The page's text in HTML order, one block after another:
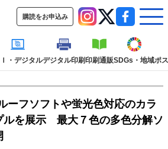
購読をお申込み
・デジタルデジタル印刷印刷通販SDGs・地域ポ
集記事
ション
フソフトや蛍光色対応のカラ
ルを展示 最大７色の多色分解ソ